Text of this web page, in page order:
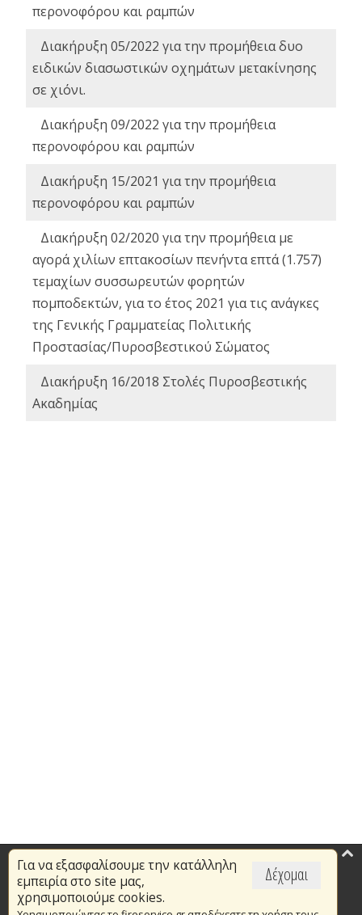
περονοφόρου και ραμπών
Διακήρυξη 05/2022 για την προμήθεια δυο
ειδικών διασωστικών οχημάτων μετακίνησης
σε χιόνι.
Διακήρυξη 09/2022 για την προμήθεια
περονοφόρου και ραμπών
Διακήρυξη 15/2021 για την προμήθεια
περονοφόρου και ραμπών
Διακήρυξη 02/2020 για την προμήθεια με
αγορά χιλίων επτακοσίων πενήντα επτά (1.757)
τεμαχίων συσσωρευτών φορητών
πομποδεκτών, για το έτος 2021 για τις ανάγκες
της Γενικής Γραμματείας Πολιτικής
Προστασίας/Πυροσβεστικού Σώματος
Διακήρυξη 16/2018 Στολές Πυροσβεστικής
Ακαδημίας
Δέχομαι
Για να εξασφαλίσουμε την κατάλληλη
εμπειρία στο site μας,
χρησιμοποιούμε cookies.
Επικαιρότητα
Το Πυροσβεστικό Σώμα